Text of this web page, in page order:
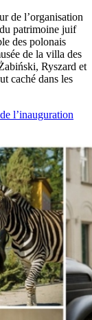
de l’organisation
patrimoine juif
des polonais
de la villa des
Ryszard et
caché dans les
l’inauguration